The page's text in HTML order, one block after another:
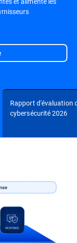
Rapport d'évaluation
cybersécurité 2026